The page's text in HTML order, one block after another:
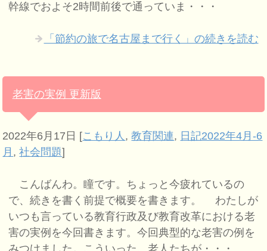
幹線でおよそ2時間前後で通っていま・・・
「節約の旅で名古屋まで行く」の続きを読む
老害の実例 更新版
2022年6月17日 [こもり人 ,教育関連, 日記2022年4月-6
月 ,社会問題]
こんばんわ。瞳です。ちょっと今疲れているの
で、続きを書く前提で概要を書きます。 わたしが
いつも言っている教育行政及び教育改革における老
害の実例を今回書きます。今回典型的な老害の例を
みつけました。こういった、老人たちが・・・